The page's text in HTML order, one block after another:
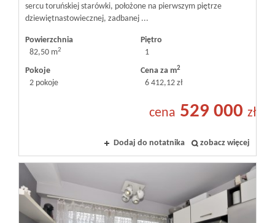
sercu toruńskiej starówki, położone na pierwszym piętrze
dziewiętnastowiecznej, zadbanej ...
Powierzchnia
82,50 m2
Piętro
1
Pokoje
2 pokoje
Cena za m2
6 412,12 zł
cena 529 000 zł
Dodaj do notatnika zobacz więcej